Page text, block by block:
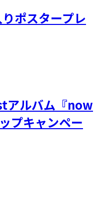
ポスタープレ
アルバム『now
プキャンペー